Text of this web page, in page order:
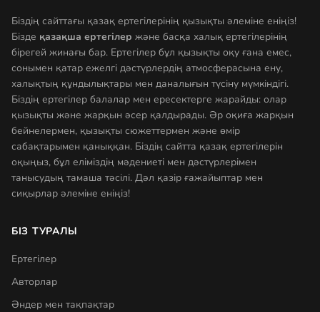
Біздің сайттағы қазақ ертегілерінің қызықты әлеміне еніңіз!
Бізде қазақша ертегілер және басқа халық ертегілерінің
бірегей жинағы бар. Ертегілер бұл қызықты оқу ғана емес,
сонымен қатар ежелгі дәстүрлердің атмосферасына ену,
халықтың құндылықтары мен даналығын түсіну мүмкіндігі.
Біздің ертегілер балалар мен ересектерге жарайды: олар
қызықты және жарқын әсер қалдырады. Әр оқиға жарқын
бейнелермен, қызықты сюжеттермен және өмір
сабақтарымен қаныққан. Біздің сайтта қазақ ертегілерін
оқыңыз, бұл еліміздің мәдениеті мен дәстүрлерімен
танысудың тамаша тәсілі. Дәл қазір ғажайыптар мен
сиқырлар әлеміне еніңіз!
БІЗ ТУРАЛЫ
Ертегілер
Авторлар
Әндер мен тақпақтар